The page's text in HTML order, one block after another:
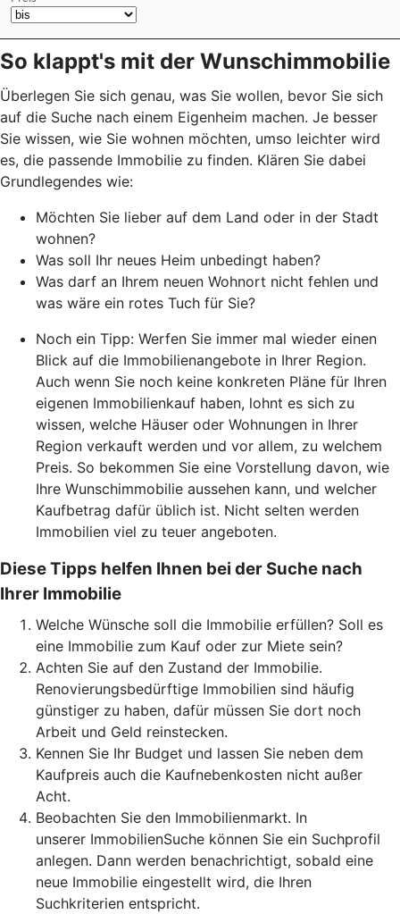
So klappt's mit der Wunschimmobilie
Überlegen Sie sich genau, was Sie wollen, bevor Sie sich
auf die Suche nach einem Eigenheim machen. Je besser
Sie wissen, wie Sie wohnen möchten, umso leichter wird
es, die passende Immobilie zu finden. Klären Sie dabei
Grundlegendes wie:
Möchten Sie lieber auf dem Land oder in der Stadt
wohnen?
Was soll Ihr neues Heim unbedingt haben?
Was darf an Ihrem neuen Wohnort nicht fehlen und
was wäre ein rotes Tuch für Sie?
Noch ein Tipp: Werfen Sie immer mal wieder einen
Blick auf die Immobilienangebote in Ihrer Region.
Auch wenn Sie noch keine konkreten Pläne für Ihren
eigenen Immobilienkauf haben, lohnt es sich zu
wissen, welche Häuser oder Wohnungen in Ihrer
Region verkauft werden und vor allem, zu welchem
Preis. So bekommen Sie eine Vorstellung davon, wie
Ihre Wunschimmobilie aussehen kann, und welcher
Kaufbetrag dafür üblich ist. Nicht selten werden
Immobilien viel zu teuer angeboten.
Diese Tipps helfen Ihnen bei der Suche nach
Ihrer Immobilie
Welche Wünsche soll die Immobilie erfüllen? Soll es
eine Immobilie zum Kauf oder zur Miete sein?
Achten Sie auf den Zustand der Immobilie.
Renovierungsbedürftige Immobilien sind häufig
günstiger zu haben, dafür müssen Sie dort noch
Arbeit und Geld reinstecken.
Kennen Sie Ihr Budget und lassen Sie neben dem
Kaufpreis auch die Kaufnebenkosten nicht außer
Acht.
Beobachten Sie den Immobilienmarkt. In
unserer ImmobilienSuche können Sie ein Suchprofil
anlegen. Dann werden benachrichtigt, sobald eine
neue Immobilie eingestellt wird, die Ihren
Suchkriterien entspricht.